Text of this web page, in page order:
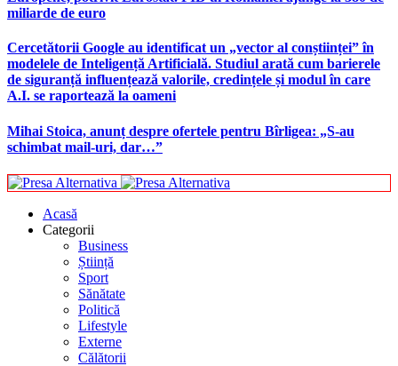
miliarde de euro
Cercetătorii Google au identificat un „vector al conștiinței” în
modelele de Inteligență Artificială. Studiul arată cum barierele
de siguranță influențează valorile, credințele și modul în care
A.I. se raportează la oameni
Mihai Stoica, anunț despre ofertele pentru Bîrligea: „S-au
schimbat mail-uri, dar…”
Acasă
Categorii
Business
Știință
Sport
Sănătate
Politică
Lifestyle
Externe
Călătorii